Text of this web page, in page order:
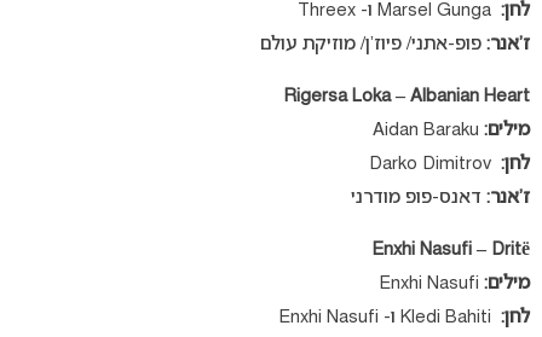
לחן:
ז’אנר: פופ-אתני/ פיוז’ן/ מוזיקת עולם
Rigersa Loka – Albanian Heart
מילים:
לחן:
ז’אנר: דאנס-פופ מודרני
Enxhi Nasufi – Dritë
מילים:
לחן: